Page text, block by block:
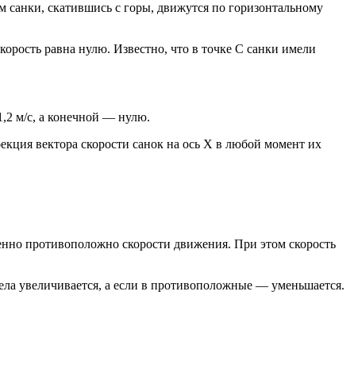
санки, скатившись с горы, движутся по горизонтальному
равна нулю. Известно, что в точке С санки имели
1,2 м/с, а конечной — нулю.
вектора скорости санок на ось X в любой момент их
противоположно скорости движения. При этом скорость
увеличивается, а если в противоположные — уменьшается.